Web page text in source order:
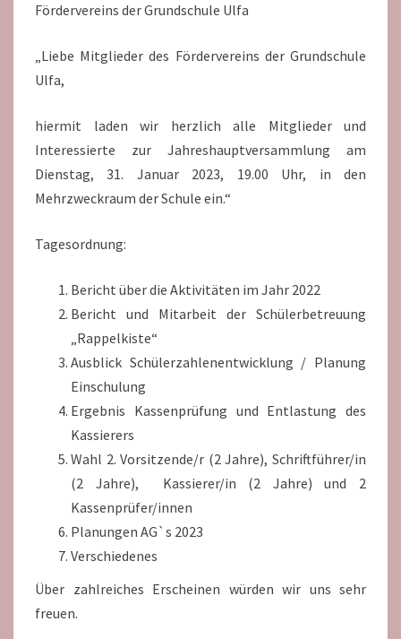
Fördervereins der Grundschule Ulfa
„Liebe Mitglieder des Fördervereins der Grundschule
Ulfa,
hiermit laden wir herzlich alle Mitglieder und
Interessierte zur Jahreshauptversammlung am
Dienstag, 31. Januar 2023, 19.00 Uhr, in den
Mehrzweckraum der Schule ein.“
Tagesordnung:
Bericht über die Aktivitäten im Jahr 2022
Bericht und Mitarbeit der Schülerbetreuung
„Rappelkiste“
Ausblick Schülerzahlenentwicklung / Planung
Einschulung
Ergebnis Kassenprüfung und Entlastung des
Kassierers
Wahl 2. Vorsitzende/r (2 Jahre), Schriftführer/in
(2 Jahre), Kassierer/in (2 Jahre) und 2
Kassenprüfer/innen
Planungen AG`s 2023
Verschiedenes
Über zahlreiches Erscheinen würden wir uns sehr
freuen.